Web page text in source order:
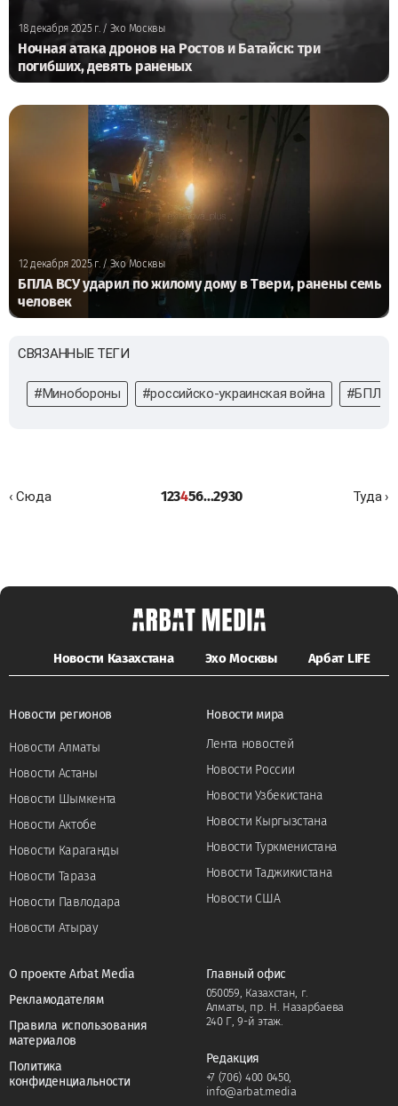
18 декабря 2025 г. / Эхо Москвы
Ночная атака дронов на Ростов и Батайск: три
погибших, девять раненых
12 декабря 2025 г./ Эхо Москвы
БПЛА ВСУ ударил по жилому дому в Твери, ранены семь
человек
СВЯЗАННЫЕ ТЕГИ
#Минобороны #российско-украинская война #БПЛА
‹ Сюда 123456...2930 Туда ›
Новости Казахстана Эхо Москвы Арбат LIFE
Новости регионов
Новости Алматы
Новости Астаны
Новости Шымкента
Новости Актобе
Новости Караганды
Новости Тараза
Новости Павлодара
Новости Атырау
Новости мира
Лента новостей
Новости России
Новости Узбекистана
Новости Кыргызстана
Новости Туркменистана
Новости Таджикистана
Новости США
О проекте Arbat Media
Рекламодателям
Правила использования
материалов
Политика
конфиденциальности
Главный офис
050059, Казахстан, г.
Алматы, пр. Н. Назарбаева
240 Г, 9-й этаж.
Редакция
+7 (706) 400 0450,
info@arbat.media